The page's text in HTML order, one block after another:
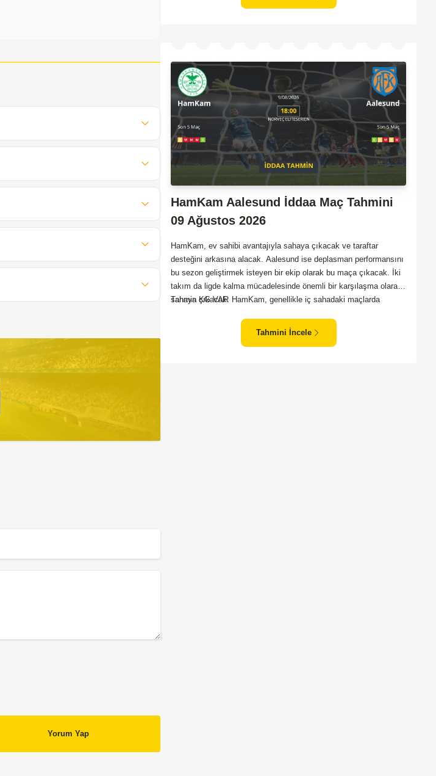
Yorum Yap
geçmesi ve her iki takımın da sahada etkili olması muhtemel.
HamKam Aalesund İddaa Maç Tahmini
09 Ağustos 2026
HamKam, ev sahibi avantajıyla sahaya çıkacak ve taraftar
desteğini arkasına alacak. Aalesund ise deplasman performansını
bu sezon geliştirmek isteyen bir ekip olarak bu maça çıkacak. İki
takım da ligde kalma mücadelesinde önemli bir karşılaşma olarak
sahaya çıkacak. HamKam, genellikle iç sahadaki maçlarda
maçta belirleyici unsurlardan biri olabilir. Hücum anlamında her iki
Tahmin KG VAR
Tahmini İncele